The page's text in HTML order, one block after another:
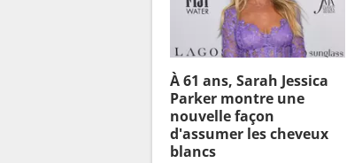
À 61 ans, Sarah Jessica
Parker montre une
nouvelle façon
d'assumer les cheveux
blancs